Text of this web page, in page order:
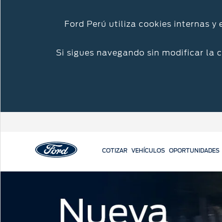
Ford Perú utiliza cookies internas
Si sigues navegando sin modificar la
Iniciar sesión
COTIZAR VEHÍCULOS OPORTUNIDADES